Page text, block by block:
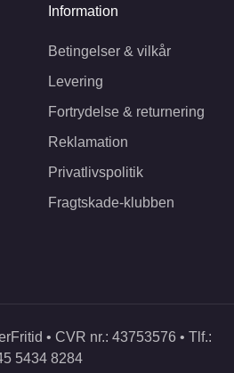
Information
Betingelser & vilkår
Levering
Fortrydelse & returnering
Reklamation
Privatlivspolitik
Fragtskade-klubben
• CVR nr.: 43753576 • Tlf.:
5434 8284